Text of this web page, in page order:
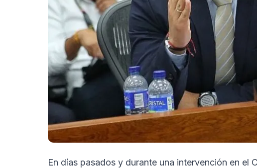
En días pasados y durante una intervención en el